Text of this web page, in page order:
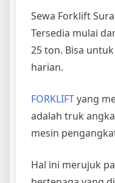
Sewa Forklift
Tersedia mulai
25 ton. Bisa
harian.
FORKLIFTyang
adalah truk
mesin
Hal ini merujuk